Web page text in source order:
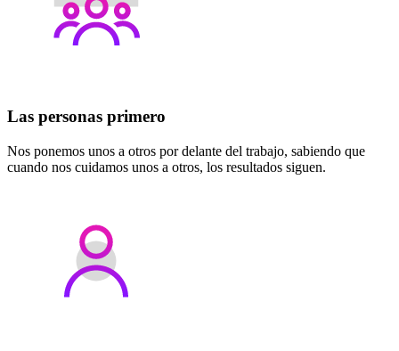
Las personas primero
Nos ponemos unos a otros por delante del trabajo, sabiendo que
cuando nos cuidamos unos a otros, los resultados siguen.